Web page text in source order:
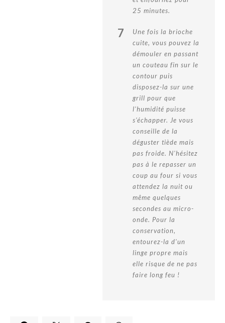
25 minutes.
7
Une fois la brioche
cuite, vous pouvez la
démouler en passant
un couteau fin sur le
contour puis
disposez-la sur une
grill pour que
l'humidité puisse
s'échapper. Je vous
conseille de la
déguster tiède mais
pas froide. N'hésitez
pas à le repasser un
coup au four si vous
attendez la nuit ou
même quelques
secondes au micro-
onde. Pour la
conservation,
entourez-la d'un
linge propre mais
elle risque de ne pas
faire long feu !